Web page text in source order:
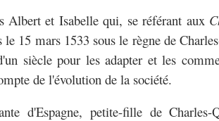
Albert et Isabelle qui, se référant aux
le 15 mars 1533 sous le règne de
siècle pour les adapter et les
de l'évolution de la société.
d'Espagne, petite-fille de